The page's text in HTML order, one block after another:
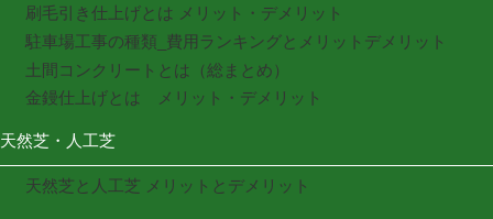
刷毛引き仕上げとは メリット・デメリット
駐車場工事の種類_費用ランキングとメリットデメリット
土間コンクリートとは（総まとめ）
金鏝仕上げとは メリット・デメリット
天然芝・人工芝
天然芝と人工芝 メリットとデメリット